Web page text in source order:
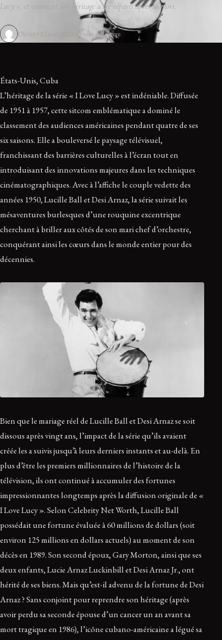
Lucy », et comment son héritage a été réparti après sa mort.
Olivier 17 juin 2025 5 min de lecture
États-Unis, Cuba
L’héritage de la série « I Love Lucy » est indéniable. Diffusée
de 1951 à 1957, cette sitcom emblématique a dominé le
classement des audiences américaines pendant quatre de ses
six saisons. Elle a bouleversé le paysage télévisuel,
franchissant des barrières culturelles à l’écran tout en
introduisant des innovations majeures dans les techniques
cinématographiques. Avec à l’affiche le couple vedette des
années 1950, Lucille Ball et Desi Arnaz, la série suivait les
mésaventures burlesques d’une rouquine excentrique
cherchant à briller aux côtés de son mari chef d’orchestre,
conquérant ainsi les cœurs dans le monde entier pour des
décennies.
Bien que le mariage réel de Lucille Ball et Desi Arnaz se soit
dissous après vingt ans, l’impact de la série qu’ils avaient
créée les a suivis jusqu’à leurs derniers instants et au-delà. En
plus d’être les premiers millionnaires de l’histoire de la
télévision, ils ont continué à accumuler des fortunes
impressionnantes longtemps après la diffusion originale de «
I Love Lucy ». Selon Celebrity Net Worth, Lucille Ball
possédait une fortune évaluée à 60 millions de dollars (soit
environ 125 millions en dollars actuels) au moment de son
décès en 1989. Son second époux, Gary Morton, ainsi que ses
deux enfants, Lucie Arnaz Luckinbill et Desi Arnaz Jr., ont
hérité de ses biens. Mais qu’est-il advenu de la fortune de Desi
Arnaz ? Sans conjoint pour reprendre son héritage (après
avoir perdu sa seconde épouse d’un cancer un an avant sa
mort tragique en 1986), l’icône cubano-américaine a légué sa